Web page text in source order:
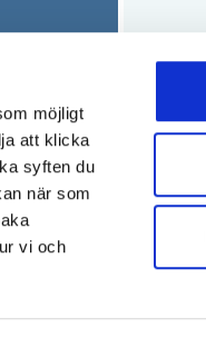
möjligt
att klicka
syften du
när som
vi och